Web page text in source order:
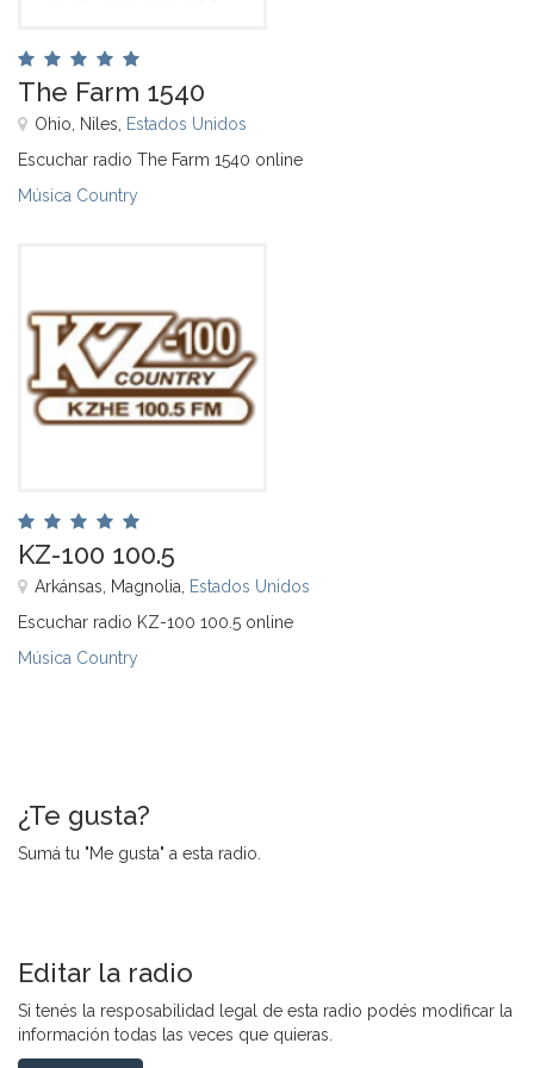
The Farm 1540
Ohio, Niles, Estados Unidos
Escuchar radio The Farm 1540 online
Música Country
KZ-100 100.5
Arkánsas, Magnolia, Estados Unidos
Escuchar radio KZ-100 100.5 online
Música Country
¿Te gusta?
Sumá tu "Me gusta" a esta radio.
Editar la radio
Si tenés la resposabilidad legal de esta radio podés modificar la
información todas las veces que quieras.